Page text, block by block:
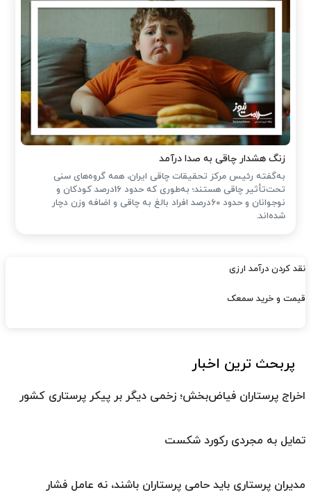
زنگ هشدار چاقی به صدا درآمد
به‌گفته رئیس مرکز تحقیقات چاقی ایران، همه گروه‌های سنی
تحت‌تأثیر چاقی هستند؛ به‌طوری که حدود 16درصد کودکان و
نوجوانان و حدود 60درصد افراد بالغ به چاقی و اضافه وزن دچار
شده‌اند.
نقد کردن درآمد ارزی
قیمت و خرید سمعک
پربحث ترین اخبار
اخراج پرستاران فیاض‌بخش؛ زخمی دیگر بر پیکر پرستاری کشور
تمایل به مجردی رکورد شکست
مدیران پرستاری باید حامی پرستاران باشند، نه عامل فشار